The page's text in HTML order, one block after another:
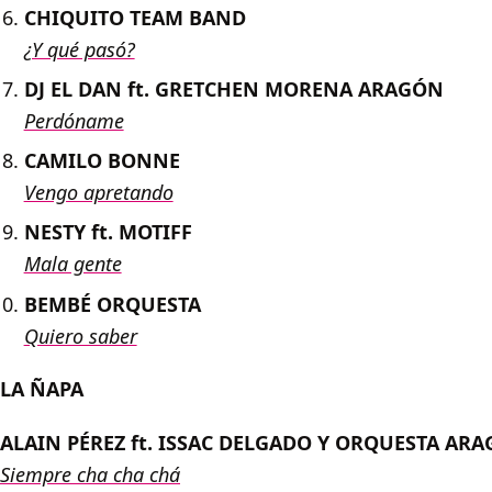
CHIQUITO TEAM BAND
¿Y qué pasó?
DJ EL DAN ft. GRETCHEN MORENA ARAGÓN
Perdóname
CAMILO BONNE
Vengo apretando
NESTY ft. MOTIFF
Mala gente
BEMBÉ ORQUESTA
Quiero saber
LA ÑAPA
ALAIN PÉREZ ft. ISSAC DELGADO Y ORQUESTA
Siempre cha cha chá